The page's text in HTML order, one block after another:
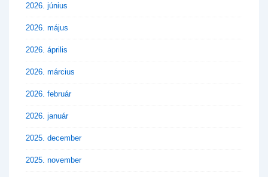
2026. június
2026. május
2026. április
2026. március
2026. február
2026. január
2025. december
2025. november